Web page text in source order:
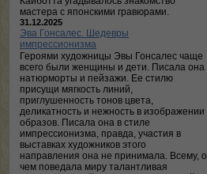
мастера с японскими гравюрами.
31.12.2025
Эва Гонсалес. Шедевры
импрессионизма
Героями художницы Эвы Гонсалес чаще
всего были женщины и дети. Писала она
натюрморты и пейзажи. Ее стилю
присущи мягкость линий,
приглушенность тонов цвета,
деликатность и нежность в изображении
образов. Писала она в стиле
импрессионизма, правда, участия в
выставках художников этого
направления она не принимала. Всему, о
чем поведала миру талантливая